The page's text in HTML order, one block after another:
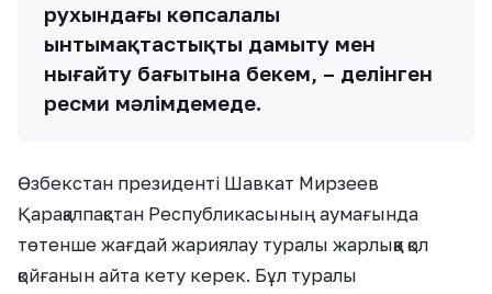
рухындағы көпсалалы
ынтымақтастықты дамыту мен
нығайту бағытына бекем, – делінген
ресми мәлімдемеде.
Өзбекстан президенті Шавкат Мирзеев
Қарақалпақстан Республикасының аумағында
төтенше жағдай жариялау туралы жарлыққа қол
қойғанын айта кету керек. Бұл туралы